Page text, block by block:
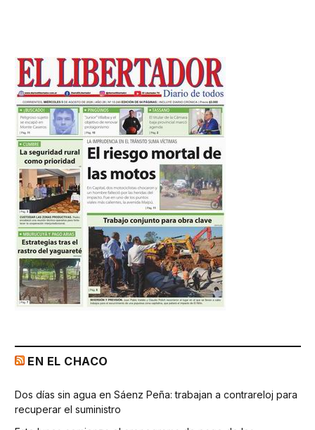
EN EL CHACO
Dos días sin agua en Sáenz Peña: trabajan a contrareloj para
recuperar el suministro